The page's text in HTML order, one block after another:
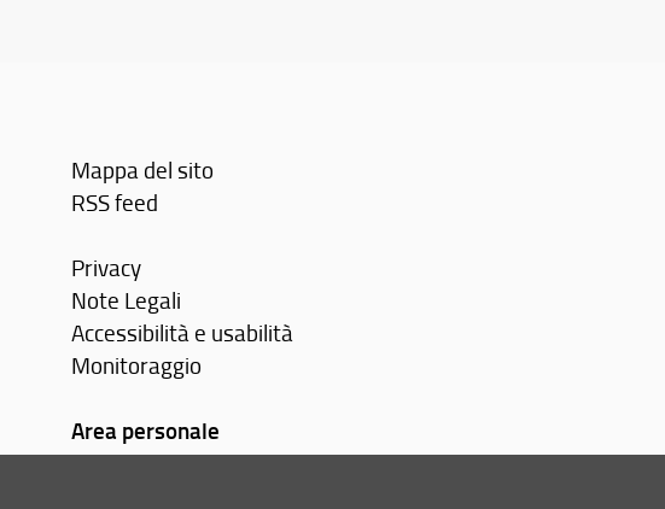
Mappa del sito
RSS feed
Privacy
Note Legali
Accessibilità e usabilità
Monitoraggio
Area personale